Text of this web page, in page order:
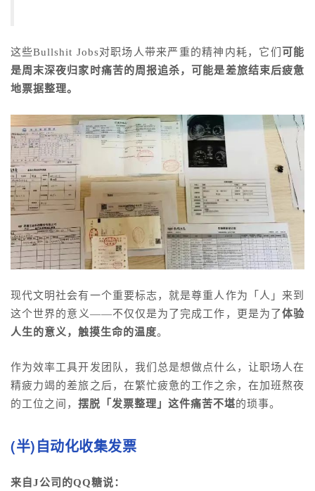
这些Bullshit Jobs对职场人带来严重的精神内耗，它们 可能
是周末深夜归家时痛苦的周报追杀，
可能是差旅结束后疲惫
地票据整理。
现代文明社会有一个重要标志，就是尊重人作为「 人 」来到
这个世界的意义——不仅仅是为了完成工作，更是为了体验
人生的意义，触摸生命的温度。
作为效率工具开发团队，我们总是想做点什么，让职场人在
精疲力竭的差旅之后，在繁忙疲惫的工作之余，在加班熬夜
的工位之间， 摆脱「发票整理」这件痛苦不堪的琐事。
(半)自动化收集发票
来自J公司的QQ糖说：